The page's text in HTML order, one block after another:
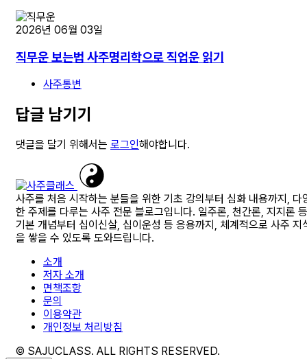
2026년 06월 03일
직무운 보는법 사주명리학으로 직업운 읽기
사주통변
답글 남기기
댓글을 달기 위해서는 로그인해야합니다.
사주를 처음 시작하는 분들을 위한 기초 강의부터 심화 내용까지, 다
한 주제를 다루는 사주 전문 블로그입니다. 일주론, 천간론, 지지론 등
기본 개념부터 십이신살, 십이운성 등 응용까지, 체계적으로 사주 지
을 쌓을 수 있도록 도와드립니다.
소개
저자 소개
면책조항
문의
이용약관
개인정보 처리방침
© SAJUCLASS. ALL RIGHTS RESERVED.